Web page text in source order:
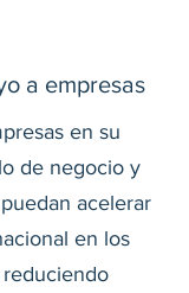
a empresas
en su
de negocio y
acelerar
en los
reduciendo